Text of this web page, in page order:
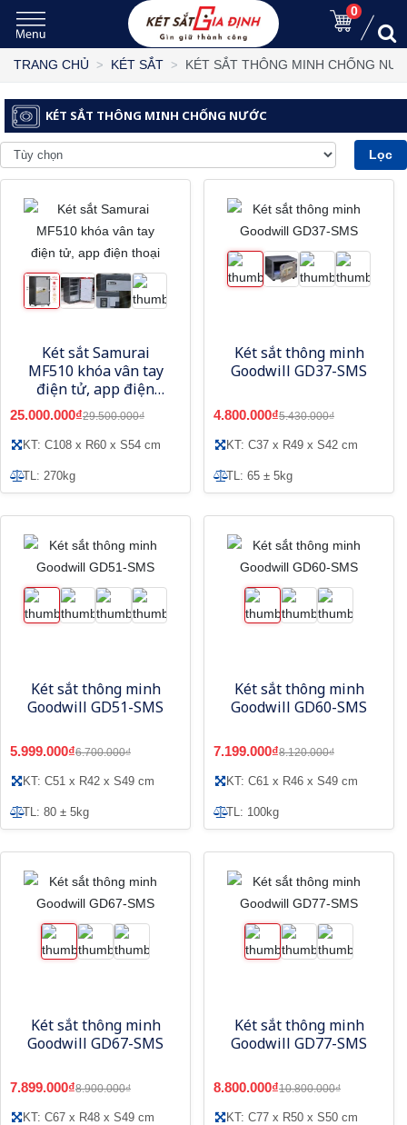
0
TRANG CHỦ KÉT SẮT KÉT SẮT THÔNG MINH CHỐNG
KÉT SẮT THÔNG MINH CHỐNG NƯỚC
Lọc
Két sắt Samurai
MF510 khóa vân tay
điện tử, app điện
thoại
25.000.000₫29.500.000₫
KT: C108 x R60 x S54 cm
TL: 270kg
Két sắt thông minh
Goodwill GD37-SMS
4.800.000₫5.430.000₫
KT: C37 x R49 x S42 cm
TL: 65 ± 5kg
Két sắt thông minh
Goodwill GD51-SMS
5.999.000₫6.700.000₫
KT: C51 x R42 x S49 cm
TL: 80 ± 5kg
Két sắt thông minh
Goodwill GD60-SMS
7.199.000₫8.120.000₫
KT: C61 x R46 x S49 cm
TL: 100kg
Két sắt thông minh
Goodwill GD67-SMS
7.899.000₫8.900.000₫
KT: C67 x R48 x S49 cm
Két sắt thông minh
Goodwill GD77-SMS
8.800.000₫10.800.000₫
KT: C77 x R50 x S50 cm